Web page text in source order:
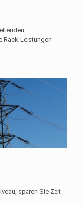
Rack-Leistungen
sparen Sie Zeit